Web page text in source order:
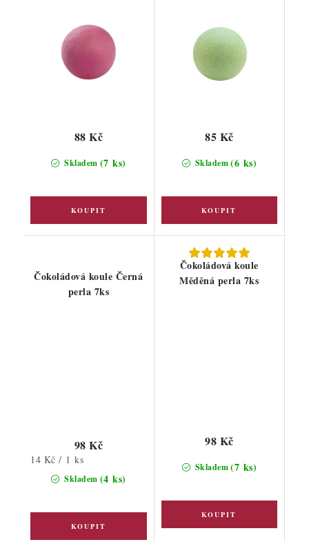
Skladem (7 ks)
88 Kč
Skladem(6 ks)
85 Kč
Čokoládová koule Černá
perla 7ks
Skladem (4 ks)
98 Kč
Měrná
14 Kč / 1 ks
Čokoládová koule
Měděná perla 7ks
Skladem(7 ks)
98 Kč